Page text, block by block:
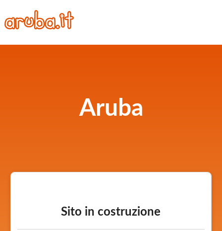
Aruba
Sito in costruzione